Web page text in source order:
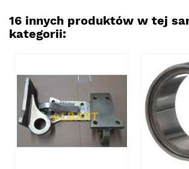
16 innych produktów w tej
kategorii: